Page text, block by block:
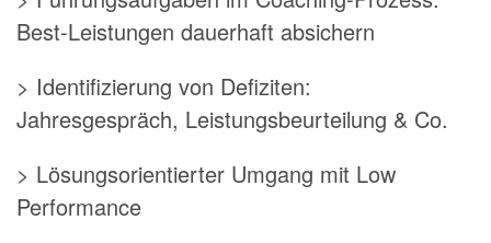
Best-Leistungen dauerhaft absichern
> Identifizierung von Defiziten:
Jahresgespräch, Leistungsbeurteilung & Co.
> Lösungsorientierter Umgang mit Low
Performance